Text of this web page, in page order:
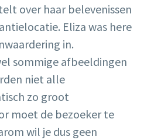
over haar belevenissen
Eliza was here
in.
sommige afbeeldingen
niet alle
zo groot
moet de bezoeker te
wil je dus geen